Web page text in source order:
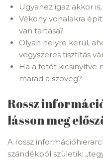
Ugyanez igaz akkor
Vékony vonalakra
van tartása?
Olyan helyre kerül,
vegyszeres tisztítás
Ha a fotót kicsinyítve
marad a szöveg?
Rossz
lásson meg
A rossz
szándékból születik: